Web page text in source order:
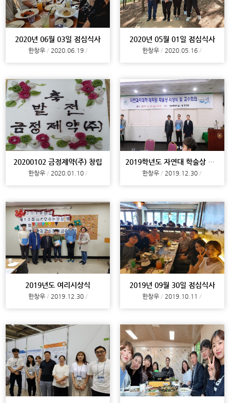
2020년 06월 03일 점심식사
한창우 2020.06.19
2020년 05월 01일 점심식사
한창우 2020.05.16
20200102 금정제약(주) 창립
한창우 2020.01.10
2019학년도 자연대 학술상 시상식
한창우 2019.12.30
2019년도 여리시상식
한창우 2019.12.30
2019년 09월 30일 점심식사
한창우 2019.10.11